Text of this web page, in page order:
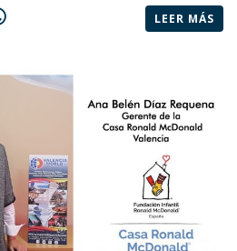
LEER MÁS